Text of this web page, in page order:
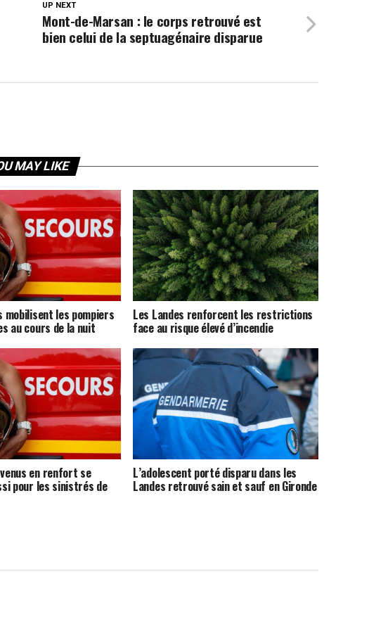
UP NEXT
Mont-de-Marsan : le corps retrouvé est
bien celui de la septuagénaire disparue
MAY LIKE
mobilisent les pompiers
au cours de la nuit
Les Landes renforcent les restrictions
face au risque élevé d’incendie
en renfort se
pour les sinistrés de
L’adolescent porté disparu dans les
Landes retrouvé sain et sauf en Gironde